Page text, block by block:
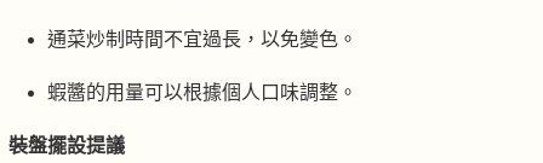
通菜炒制時間不宜過長，以免變色。
蝦醬的用量可以根據個人口味調整。
裝盤擺設提議